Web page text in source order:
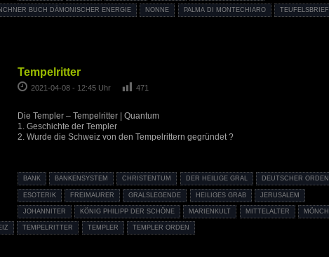
BUCH DÄMONISCHER ENERGIE NONNE PALMA DI MONTECHIARO TEUFELSBRIEF
Tempelritter
2021-04-08 - 12:45 Uhr 471
Die Templer – Tempelritter | Quantum
1. Geschichte der Templer
2. Wurde die Schweiz von den Tempelrittern gegründet ?
BANK BANKENSYSTEM CHRISTENTUM DER HEILIGE GRAL DEUTSCHER ORDEN
ESOTERIK FREIMAURER GRALSLEGENDE HEILIGES GRAB JERUSALEM
JOHANNITER KÖNIG PHILIPP DER SCHÖNE MARIENKULT MITTELALTER MÖNCH
TEMPELRITTER TEMPLER TEMPLER ORDEN